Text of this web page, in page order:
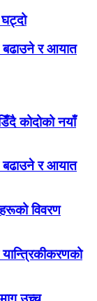
बढाउने र आयात
कोदोको नयाँ
बढाउने र आयात
विवरण
यान्त्रिकीकरणको